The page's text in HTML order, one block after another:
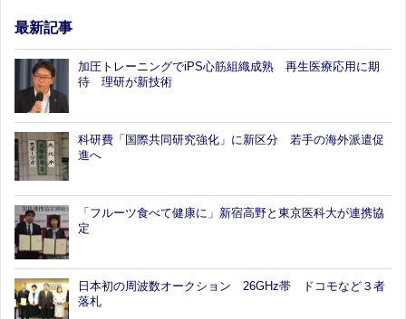
最新記事
加圧トレーニングでiPS心筋組織成熟 再生医療応用に期
待 理研が新技術
科研費「国際共同研究強化」に新区分 若手の海外派遣促
進へ
「フルーツ食べて健康に」新宿高野と東京医科大が連携協
定
日本初の周波数オークション 26GHz帯 ドコモなど３者
落札